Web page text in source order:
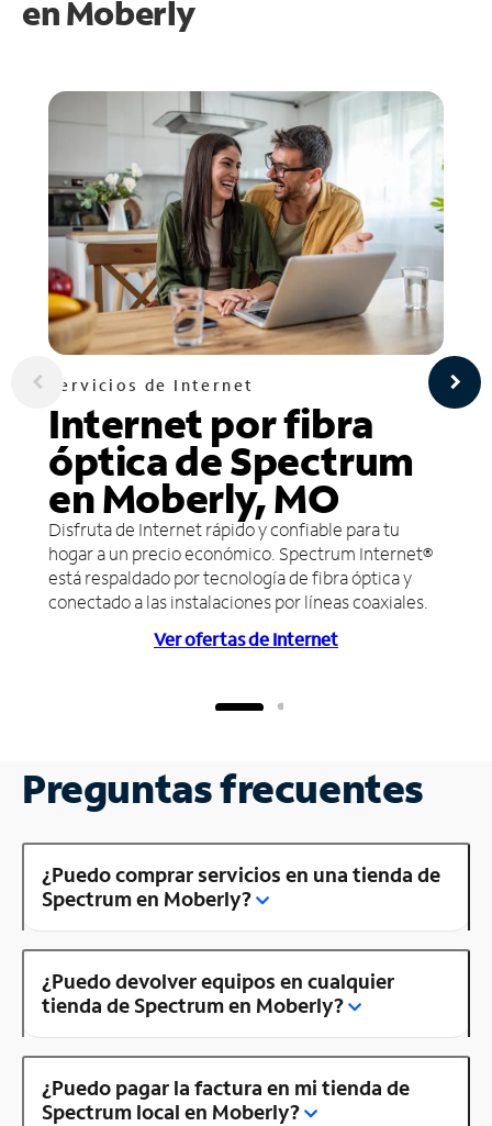
enMoberly
Servicios de Internet
Internet por fibra
óptica de Spectrum
en Moberly, MO
Disfruta de Internet rápido y confiable para tu
hogar a un precio económico. Spectrum Internet®
está respaldado por tecnología de fibra óptica y
conectado a las instalaciones por líneas coaxiales.
Ver ofertas de Internet
Preguntas frecuentes
¿Puedo comprar servicios en una tienda de
Spectrum en Moberly?
¿Puedo devolver equipos en cualquier
tienda de Spectrum en Moberly?
¿Puedo pagar la factura en mi tienda de
Spectrum local en Moberly?